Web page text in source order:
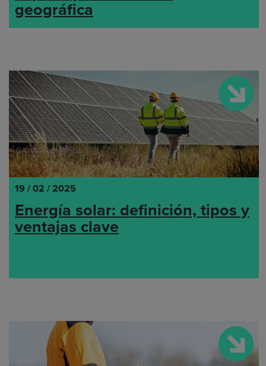
geográfica
19 / 02 / 2025
Energía solar: definición, tipos y
ventajas clave